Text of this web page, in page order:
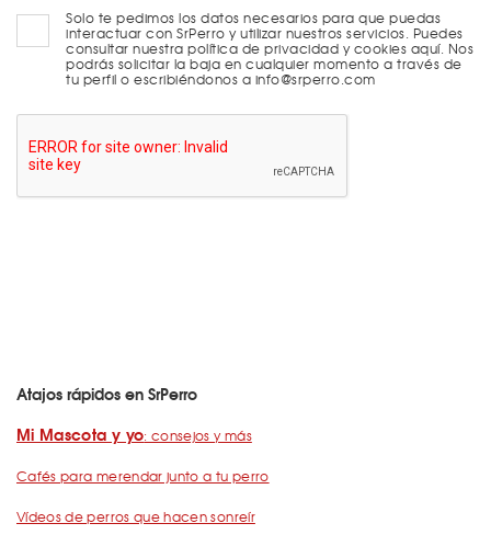
Solo te pedimos los datos necesarios para que puedas
interactuar con SrPerro y utilizar nuestros servicios. Puedes
consultar nuestra política de privacidad y cookies aquí. Nos
podrás solicitar la baja en cualquier momento a través de
tu perfil o escribiéndonos a info@srperro.com
Atajos rápidos en SrPerro
Mi Mascota y yo: consejos y más
Cafés para merendar junto a tu perro
Vídeos de perros que hacen sonreír